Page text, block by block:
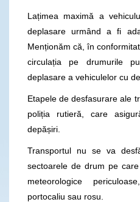
Lațimea maximă a
deplasare urmând a fi
Menționăm că, în
circulația pe drumurile
deplasare a vehiculelor cu
Etapele de desfasurare ale
poliția rutieră, care
depășiri.
Transportul nu se va
sectoarele de drum pe
meteorologice
portocaliu sau rosu.